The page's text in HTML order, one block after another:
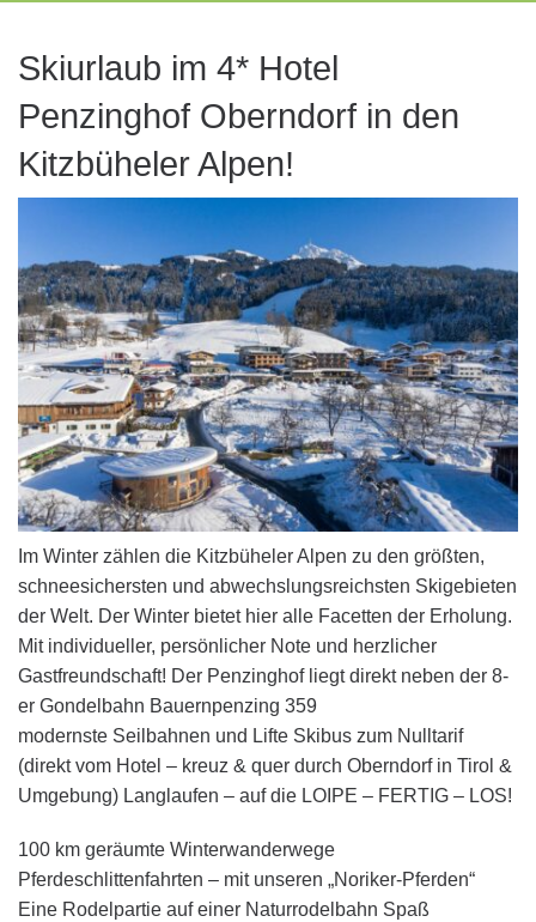
Skiurlaub im 4* Hotel
Penzinghof Oberndorf in den
Kitzbüheler Alpen!
Im Winter zählen die Kitzbüheler Alpen zu den größten,
schneesichersten und abwechslungsreichsten Skigebieten
der Welt. Der Winter bietet hier alle Facetten der Erholung.
Mit individueller, persönlicher Note und herzlicher
Gastfreundschaft! Der Penzinghof liegt direkt neben der 8-
er Gondelbahn Bauernpenzing 359
modernste Seilbahnen und Lifte Skibus zum Nulltarif
(direkt vom Hotel – kreuz & quer durch Oberndorf in Tirol &
Umgebung) Langlaufen – auf die LOIPE – FERTIG – LOS!
100 km geräumte Winterwanderwege
Pferdeschlittenfahrten – mit unseren „Noriker-Pferden“
Eine Rodelpartie auf einer Naturrodelbahn Spaß